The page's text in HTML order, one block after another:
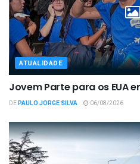
ATUALIDADE
Jovem Parte para os EUA
DEPAULO JORGE SILVA 06/08/2026